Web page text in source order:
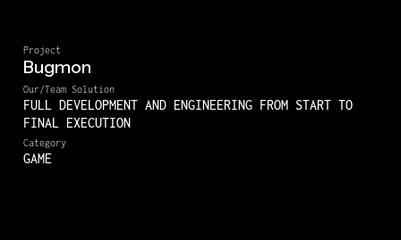
Project
Bugmon
Our/Team Solution
FULL DEVELOPMENT AND ENGINEERING FROM START TO
FINAL EXECUTION
Category
GAME